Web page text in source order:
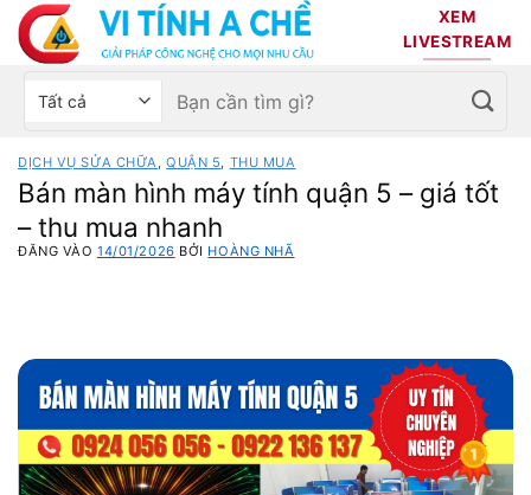
Bỏ
qua
nội
dung
XEM
LIVESTREAM
Chọn
sản
phẩm
Tìm
kiếm:
DỊCH VỤ SỬA CHỮA ,QUẬN 5 THU MUA
Bán màn hình máy tính quận 5 – giá tốt
– thu mua nhanh
ĐĂNG VÀO14/01/2026 BỞI HOÀNG NHÃ